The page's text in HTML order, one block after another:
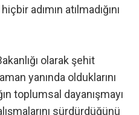
adımın atılmadığını
olarak şehit
yanında olduklarını
toplumsal dayanışmayı
sürdürdüğünü